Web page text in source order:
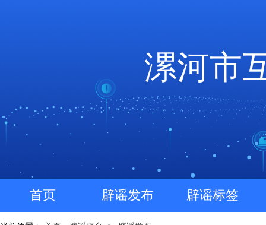
漯河市
首页 辟谣发布 辟谣标签